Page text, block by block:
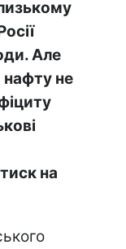
Але
нафту не
на